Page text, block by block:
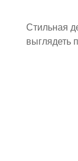
Стильная
выглядеть